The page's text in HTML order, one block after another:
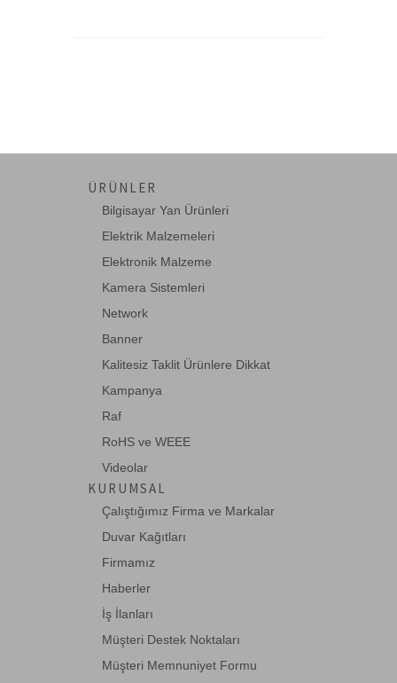
ÜRÜNLER
Bilgisayar Yan Ürünleri
Elektrik Malzemeleri
Elektronik Malzeme
Kamera Sistemleri
Network
Banner
Kalitesiz Taklit Ürünlere Dikkat
Kampanya
Raf
RoHS ve WEEE
Videolar
KURUMSAL
Çalıştığımız Firma ve Markalar
Duvar Kağıtları
Firmamız
Haberler
İş İlanları
Müşteri Destek Noktaları
Müşteri Memnuniyet Formu